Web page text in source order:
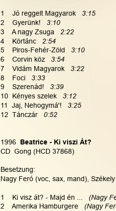
1    Jó reggelt Magyarok
  3:15
2    Gyerünk!
  3:10
3    A nagy Zsuga
  2:22
4    Körtánc
  2:54
5    Piros-Fehér-Zöld
  3:10
6    Corvin köz
  3:54
7    Vidám Magyarok
  3:22
8    Foci
  3:33
9    Szerenád!
  3:39
10  Kényes szelek
  3:12
11  Jaj, Nehogymá'!
  3:25
12  Tánczár
  0:52
1996
Beatrice - Ki viszi Át?
CD  Gong (HCD 37868)
Besetzung:
Nagy Feró (voc, sax, mand),
1    Ki visz át? - Majd én ...
(Nagy
2    Amerika Hamburgere
(Nagy